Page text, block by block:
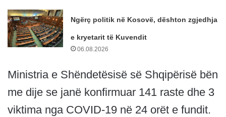
Ngërç politik në Kosovë, dështon zgjedhja
e kryetarit të Kuvendit
06.08.2026
Ministria e Shëndetësisë së Shqipërisë bën
me dije se janë konfirmuar 141 raste dhe 3
viktima nga COVID-19 në 24 orët e fundit.